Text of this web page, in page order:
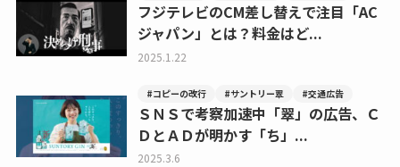
フジテレビのCM差し替えで注目「AC
ジャパン」とは？料金はど...
2025.1.22
#コピーの改行 #サントリー翠 #交通広告
ＳＮＳで考察加速中「翠」の広告、Ｃ
ＤとＡＤが明かす「ち」...
2025.3.6